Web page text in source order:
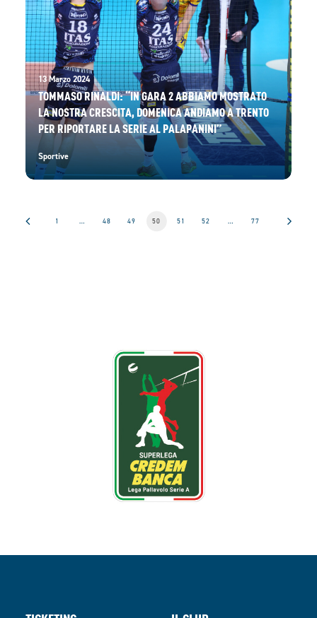
13 Marzo 2024
TOMMASO RINALDI: “IN GARA 2 ABBIAMO MOSTRATO
LA NOSTRA CRESCITA, DOMENICA ANDIAMO A TRENTO
PER RIPORTARE LA SERIE AL PALAPANINI”
Sportive
1 … 48 49 50 51 52 … 77